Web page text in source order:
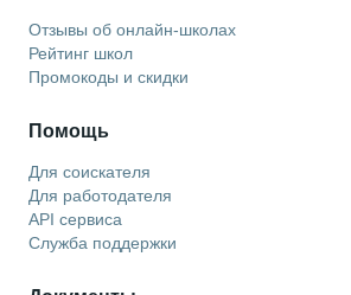
Отзывы об онлайн-школах
Рейтинг школ
Промокоды и скидки
Помощь
Для соискателя
Для работодателя
API сервиса
Служба поддержки